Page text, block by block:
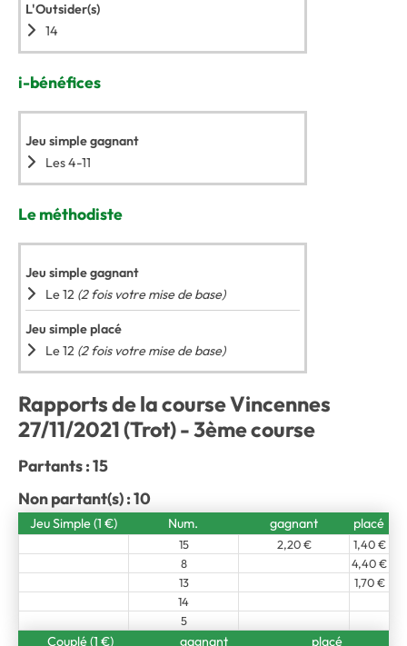
L'Outsider(s)
14
i-bénéfices
Jeu simple gagnant
Les 4-11
Le méthodiste
Jeu simple gagnant
Le 12 (2 fois votre mise de base)
Jeu simple placé
Le 12 (2 fois votre mise de base)
Rapports de la course Vincennes
27/11/2021 (Trot) - 3ème course
Partants : 15
Non partant(s) : 10
Jeu Simple (1 €) Num. gagnant placé
15 2,20 €
1,40 €
8
4,40 €
13
1,70 €
14
5
Couplé (1 €) gagnant placé